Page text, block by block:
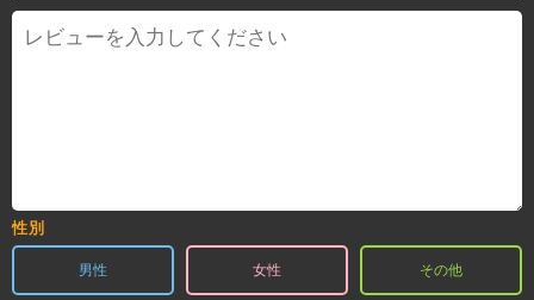
性別
男性 女性 その他